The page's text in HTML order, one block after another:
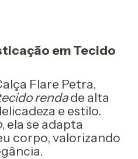
em Tecido
Flare Petra,
rendade alta
e estilo.
, ela se adapta
corpo, valorizando